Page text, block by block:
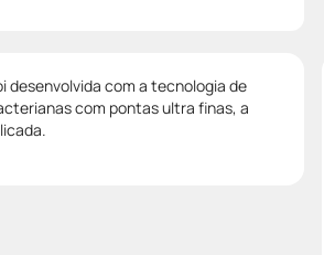
desenvolvida com a tecnologia de
com pontas ultra finas, a